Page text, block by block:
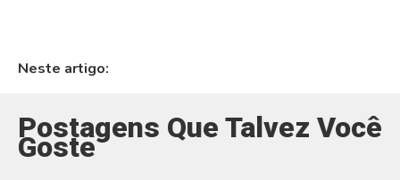
Neste artigo:
Postagens Que Talvez Você
Goste